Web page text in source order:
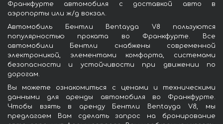
Франкфурте автомобиля с доставкой авто в
аэропорты или ж/д вокзал.
Автомобиль Бентли Bentayga V8 пользуются
популярностью проката во Франкфурте. Все
автомобили Бентли снабжены современной
электроникой, элементами комфорта, системами
безопасности и устойчивости при движении по
дорогам.
Вы можете ознакомиться с ценами и техническими
данными для аренды автомобиля во Франкфурте.
Чтобы взять в аренду Бентли Bentayga V8, мы
предлагаем Вам сделать запрос на бронирование